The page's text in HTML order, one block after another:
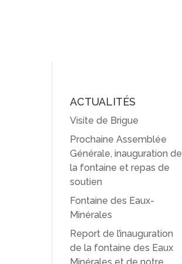
ACTUALITÉS
Visite de Brigue
Prochaine Assemblée
Générale, inauguration de
la fontaine et repas de
soutien
Fontaine des Eaux-
Minérales
Report de l’inauguration
de la fontaine des Eaux